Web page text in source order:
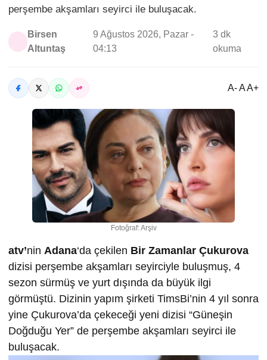
perşembe akşamları seyirci ile buluşacak.
Birsen
Altuntaş
9 Ağustos 2026, Pazar -
04:13
3 dk
okuma
A- A A+
Fotoğraf: Arşiv
atv’nin Adana‘da çekilen Bir Zamanlar Çukurova
dizisi perşembe akşamları seyirciyle buluşmuş, 4
sezon sürmüş ve yurt dışında da büyük ilgi
görmüştü. Dizinin yapım şirketi TimsBi’nin 4 yıl sonra
yine Çukurova’da çekeceği yeni dizisi “Güneşin
Doğduğu Yer” de perşembe akşamları seyirci ile
buluşacak.